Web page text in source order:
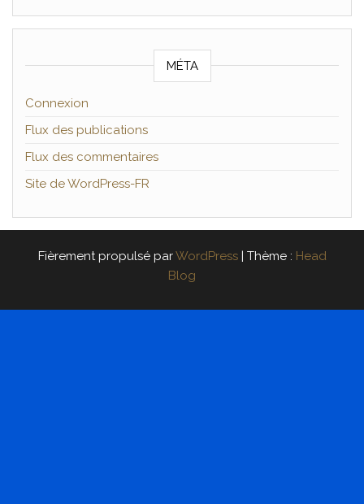
MÉTA
Connexion
Flux des publications
Flux des commentaires
Site de WordPress-FR
Fièrement propulsé parWordPress | Thème : Head
Blog